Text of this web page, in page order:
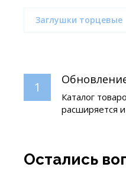
Заглушки торцевые
1
Каталог
расширяется
Остались